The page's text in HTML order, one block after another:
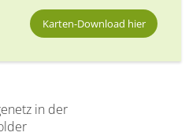
Karten-Download hier
in der